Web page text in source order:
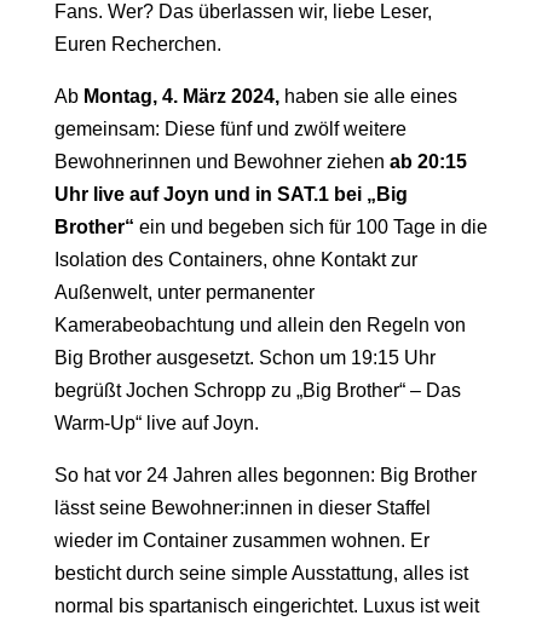
Fans. Wer? Das überlassen wir, liebe Leser,
Euren Recherchen.
Ab Montag, 4. März 2024, haben sie alle eines
gemeinsam: Diese fünf und zwölf weitere
Bewohnerinnen und Bewohner ziehen ab 20:15
Uhr live auf Joyn und in SAT.1 bei „Big
Brother“ ein und begeben sich für 100 Tage in die
Isolation des Containers, ohne Kontakt zur
Außenwelt, unter permanenter
Kamerabeobachtung und allein den Regeln von
Big Brother ausgesetzt. Schon um 19:15 Uhr
begrüßt Jochen Schropp zu „Big Brother“ – Das
Warm-Up“ live auf Joyn.
So hat vor 24 Jahren alles begonnen: Big Brother
lässt seine Bewohner:innen in dieser Staffel
wieder im Container zusammen wohnen. Er
besticht durch seine simple Ausstattung, alles ist
normal bis spartanisch eingerichtet. Luxus ist weit